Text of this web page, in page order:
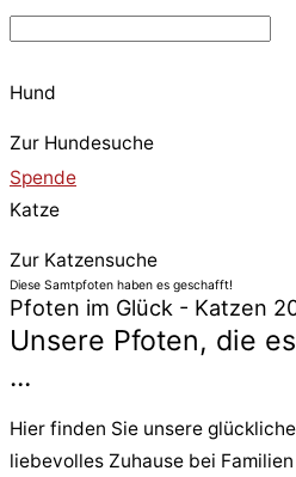
Hund
Zur Hundesuche
Spende
Katze
Zur Katzensuche
Diese Samtpfoten haben es geschafft!
Pfoten im Glück - Katzen
Unsere Pfoten, die
...
Hier finden Sie unsere
liebevolles Zuhause bei